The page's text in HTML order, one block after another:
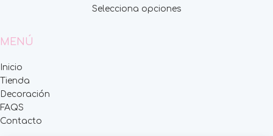
Selecciona opciones
MENÚ
Inicio
Tienda
Decoración
FAQS
Contacto